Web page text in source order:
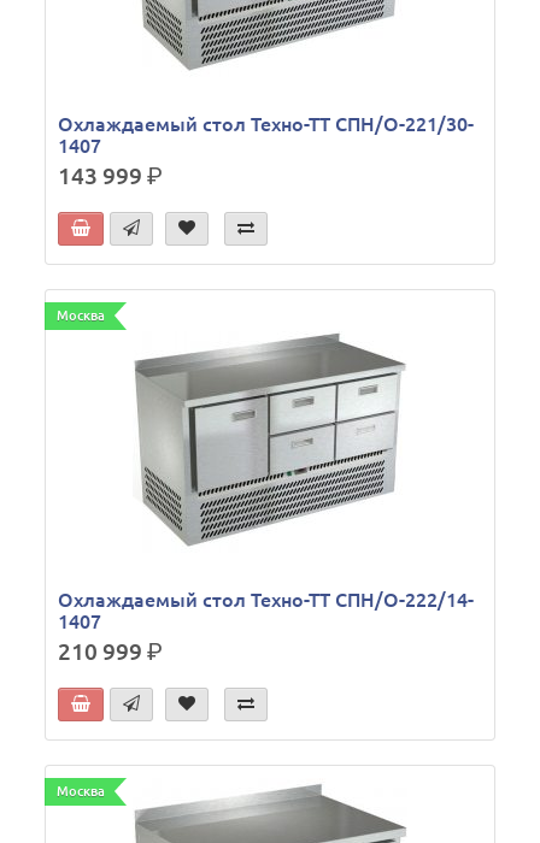
Охлаждаемый стол Техно-ТТ СПН/О-221/30-
1407
143 999р.
Москва
Охлаждаемый стол Техно-ТТ СПН/О-222/14-
1407
210 999р.
Москва